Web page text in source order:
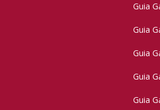
Guia
Guia
Guia
Guia
Guia